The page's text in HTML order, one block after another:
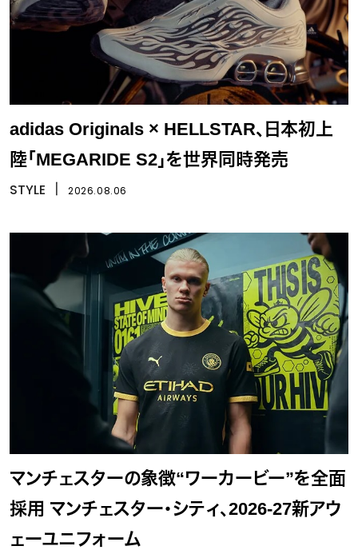
adidas Originals × HELLSTAR、日本初上
陸「MEGARIDE S2」を世界同時発売
STYLE 2026.08.06
マンチェスターの象徴“ワーカービー”を全面
採用 マンチェスター・シティ、2026-27新アウ
ェーユニフォーム